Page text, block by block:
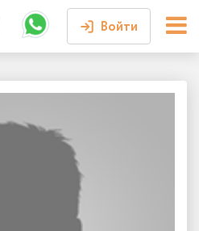
Войти
Войти или
зарегистрироваться
Личный кабинет